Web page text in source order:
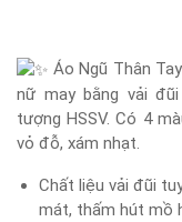
Áo Ngũ Thân
nữ may bằng vải
tượng HSSV. Có 4
vỏ đỗ, xám nhạt.
Chất liệu vải đũi
mát, thấm hút mồ